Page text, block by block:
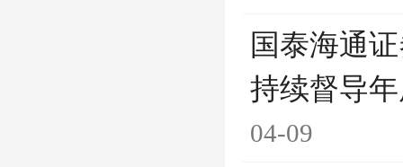
国泰海通
持续督导
04-09